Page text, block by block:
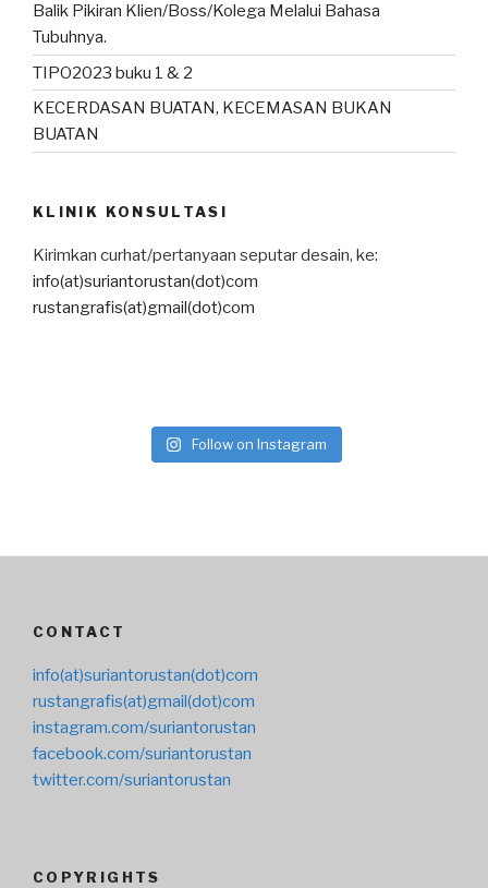
Balik Pikiran Klien/Boss/Kolega Melalui Bahasa
Tubuhnya.
TIPO2023 buku 1 & 2
KECERDASAN BUATAN, KECEMASAN BUKAN
BUATAN
KLINIK KONSULTASI
Kirimkan curhat/pertanyaan seputar desain, ke:
info(at)suriantorustan(dot)com
rustangrafis(at)gmail(dot)com
Follow on Instagram
CONTACT
info(at)suriantorustan(dot)com
rustangrafis(at)gmail(dot)com
instagram.com/suriantorustan
facebook.com/suriantorustan
twitter.com/suriantorustan
COPYRIGHTS